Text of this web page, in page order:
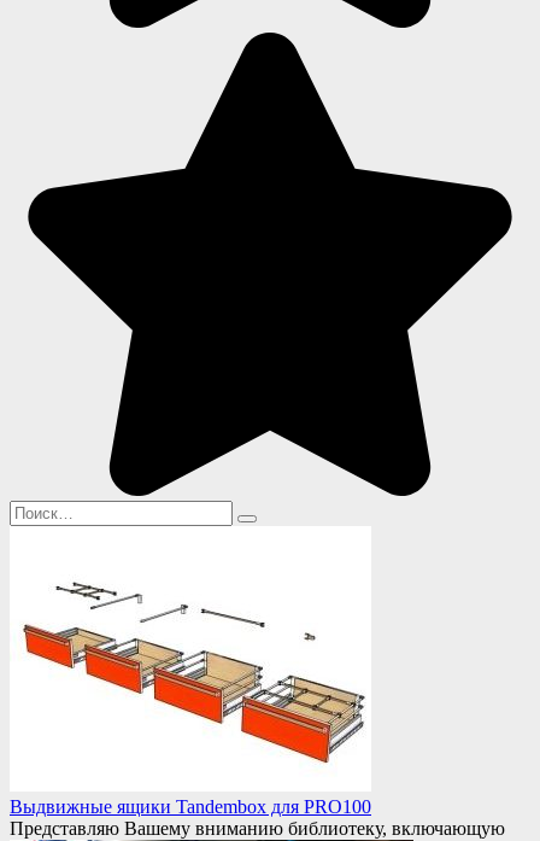
Search
for:
Выдвижные ящики Tandembox для PRO100
Представляю Вашему вниманию библиотеку, включающую